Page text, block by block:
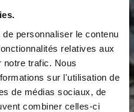
personnaliser le contenu
relatives aux
notre trafic. Nous
sur l'utilisation de
de médias sociaux, de
combiner celles-ci
6552 Berdorf